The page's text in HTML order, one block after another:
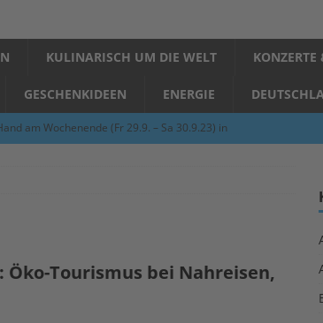
KULINARISCH UM DIE WELT KONZERTE
GESCHENKIDEEN ENERGIE
am Wochenende (Fr 29.9. – Sa 30.9.23) in
Abend in Limburgerhof
ALLGEMEIN
Tourismus bei Nahreisen,